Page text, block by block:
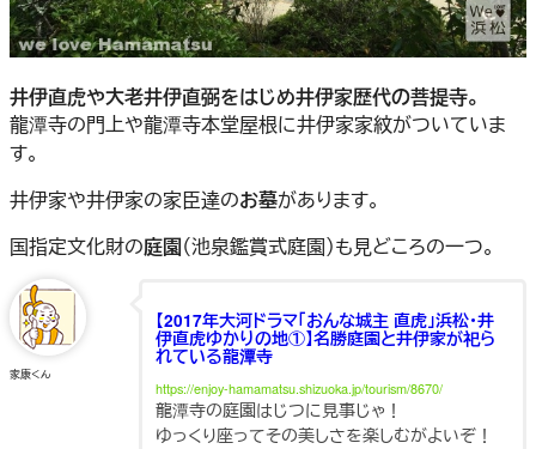
井伊直虎や大老井伊直弼をはじめ井伊家歴代の菩提寺。
龍潭寺の門上や龍潭寺本堂屋根に井伊家家紋がついていま
す。
井伊家や井伊家の家臣達のお墓があります。
国指定文化財の庭園（池泉鑑賞式庭園）も見どころの一つ。
家康くん
【2017年大河ドラマ「おんな城主 直虎」浜松・井
伊直虎ゆかりの地①】名勝庭園と井伊家が祀ら
れている龍潭寺
https://enjoy-hamamatsu.shizuoka.jp/tourism/8670/
龍潭寺の庭園はじつに見事じゃ！
ゆっくり座ってその美しさを楽しむがよいぞ！